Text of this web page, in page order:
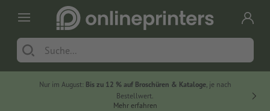
Nur im August: Bis zu 12 % auf Broschüren & Kataloge, je nach
Bestellwert.
Mehr erfahren